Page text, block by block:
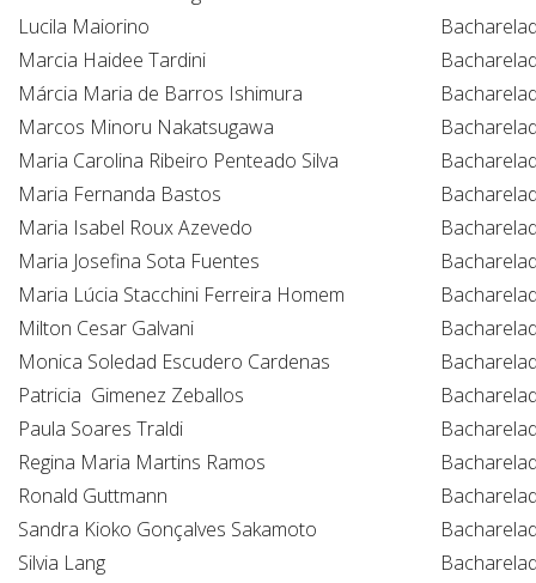
Lucila Maiorino
Marcia Haidee Tardini
Márcia Maria de Barros Ishimura
Marcos Minoru Nakatsugawa
Maria Carolina Ribeiro Penteado Silva
Maria Fernanda Bastos
Maria Isabel Roux Azevedo
Maria Josefina Sota Fuentes
Maria Lúcia Stacchini Ferreira Homem
Milton Cesar Galvani
Monica Soledad Escudero Cardenas
Patricia Gimenez Zeballos
Paula Soares Traldi
Regina Maria Martins Ramos
Ronald Guttmann
Sandra Kioko Gonçalves Sakamoto
Silvia Lang